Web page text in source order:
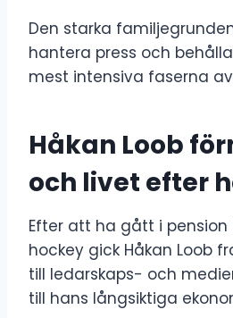
Den starka
hantera press och
mest intensiva faserna
Håkan Loob
och livet efter
Efter att ha gått i pension
hockey gick Håkan Loob
till ledarskaps- och
till hans långsiktiga